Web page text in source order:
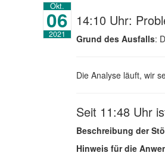
Okt.
06
2021
14:10 Uhr:
Grund des Ausfalls:
Die Analyse läuft, wir
Seit 11:48 Uhr
Beschreibung der
Hinweis für die